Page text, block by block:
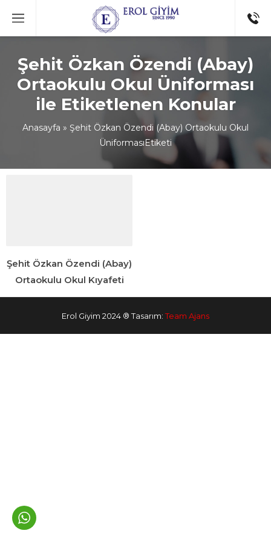
Şehit Özkan Özendi (Abay)
Ortaokulu Okul Üniforması
ile Etiketlenen Konular
Anasayfa » Şehit Özkan Özendi (Abay) Ortaokulu Okul
ÜniformasıEtiketi
Şehit Özkan Özendi (Abay)
Ortaokulu Okul Kıyafeti
Erol Giyim 2024 ® Tasarım:Team Ajans